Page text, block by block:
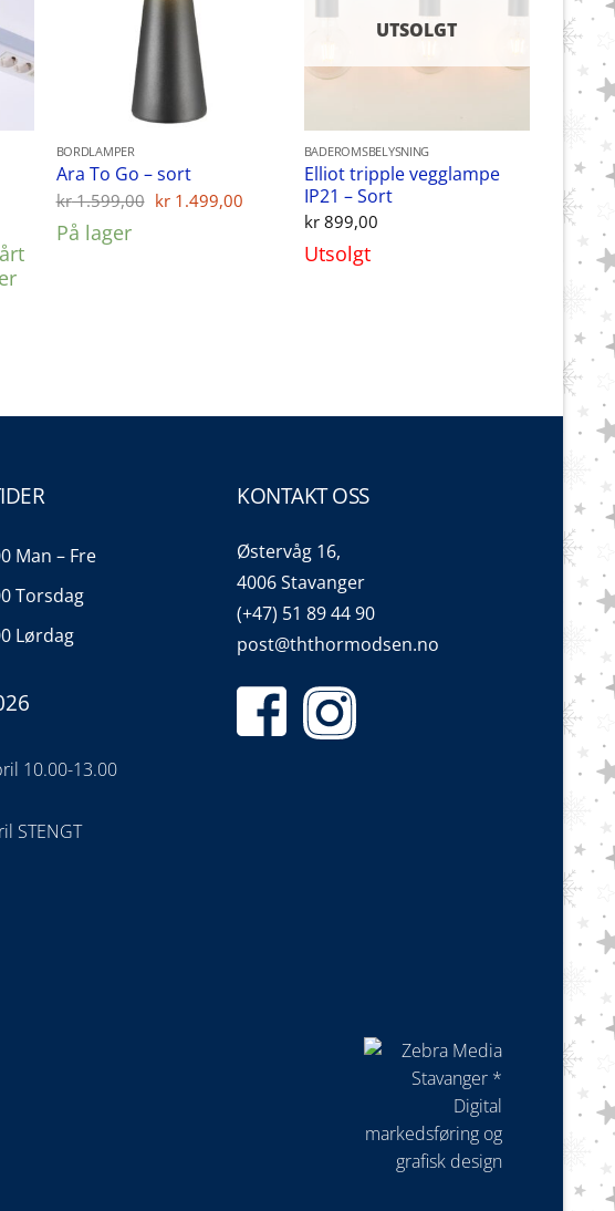
BORDLAMPER
Ara To Go – sort
kr1.599,00 Opprinnelig
kr 1.499,00 Nåværende
kr 1.499,00.
På lager
UTSOLGT
BADEROMSBELYSNING
Elliot tripple vegglampe
IP21 – Sort
kr899,00
Utsolgt
Man – Fre
Torsdag
Lørdag
10.00-13.00
STENGT
KONTAKT OSS
Østervåg 16,
4006 Stavanger
(+47) 51 89 44 90
post@ththormodsen.no